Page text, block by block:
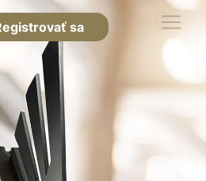
sa